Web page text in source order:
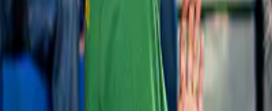
La nostra garanzia
Ogni esperienza viene controllata per garantirne la qualità. Se
Le migliori cose da fare a Almeria